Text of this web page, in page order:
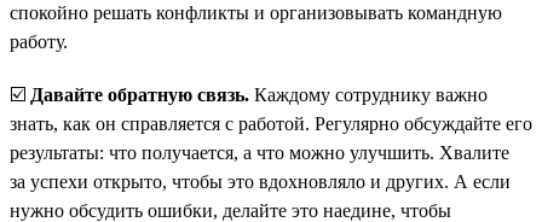
спокойно решать конфликты и организовывать командную
работу.
☑️ Давайте обратную связь. Каждому сотруднику важно
знать, как он справляется с работой. Регулярно обсуждайте его
результаты: что получается, а что можно улучшить. Хвалите
за успехи открыто, чтобы это вдохновляло и других. А если
нужно обсудить ошибки, делайте это наедине, чтобы